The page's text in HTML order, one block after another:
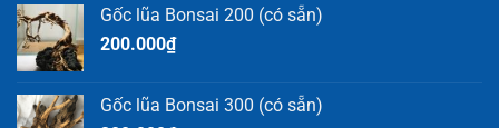
Gốc lũa Bonsai 200 (có sẵn)
200.000₫
Gốc lũa Bonsai 300 (có sẵn)